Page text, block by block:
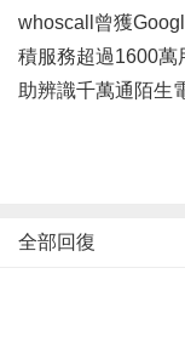
whoscall曾獲
積服務超過1600萬
助辨識千萬通陌生
全部回復